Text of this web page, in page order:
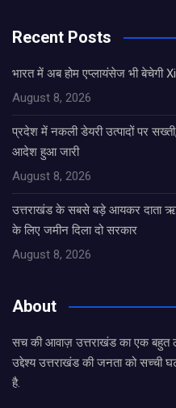
Recent Posts
भारत में अब होम एप्लायंसेज भी बेचेगी
August 8, 2026
प्रदेश में नकली डेयरी उत्पादों पर
आदेश हुआ जारी
August 8, 2026
उत्तराखंड के सबसे बड़े आयकर दाता
के लिए जमीन दिला दो सरकार
August 8, 2026
About
सच की आवाज़ उत्तराखंड का एक बहुत
उद्देश्य उत्तराखंड की जनता को
है.